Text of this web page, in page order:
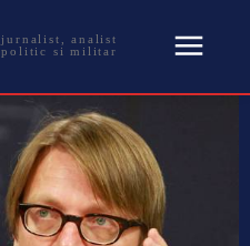
jurnalist, analist
politic si militar